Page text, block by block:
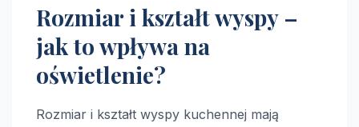
Rozmiar i kształt wyspy –
jak to wpływa na
oświetlenie?
Rozmiar i kształt wyspy kuchennej mają